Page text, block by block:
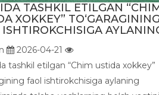
TASHKIL ETILGAN
XOKKEY”
ISHTIROKCHISIGA
2026-04-21
tashkil etilgan “Chim ustida xokkey”
faol ishtirokchisiga aylaning